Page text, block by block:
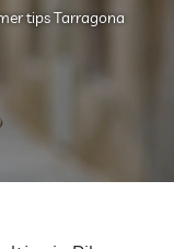
tips Tarragona